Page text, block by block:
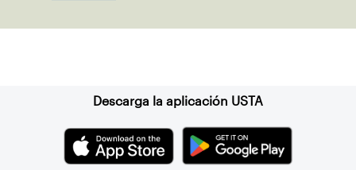
state’s Player of the Year.
Descarga la aplicación USTA